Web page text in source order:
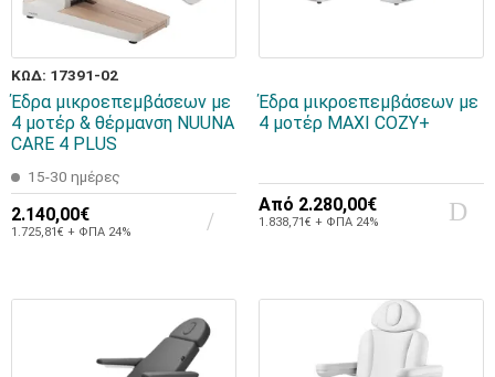
ΚΩΔ: 17391-02
Έδρα μικροεπεμβάσεων με
4 μοτέρ & θέρμανση NUUNA
CARE 4 PLUS
15-30 ημέρες
2.140,00€
1.725,81€ + ΦΠΑ 24%
Έδρα μικροεπεμβάσεων με
4 μοτέρ MAXI COZY+
Από 2.280,00€
1.838,71€ + ΦΠΑ 24%